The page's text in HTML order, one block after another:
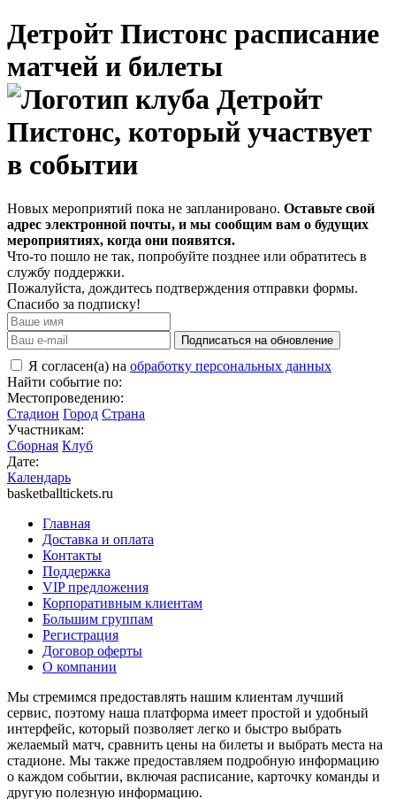
Детройт Пистонс расписание
матчей и билеты
Новых мероприятий пока не запланировано. Оставьте свой
адрес электронной почты, и мы сообщим вам о будущих
мероприятиях, когда они появятся.
Что-то пошло не так, попробуйте позднее или обратитесь в
службу поддержки.
Пожалуйста, дождитесь подтверждения отправки формы.
Спасибо за подписку!
Подписаться на обновление
Я согласен(а) на обработку персональных данных
Найти событие по:
Местопроведению:
Стадион Город Страна
Участникам:
Сборная Клуб
Дате:
Календарь
basketballtickets.ru
Главная
Доставка и оплата
Контакты
Поддержка
VIP предложения
Корпоративным клиентам
Большим группам
Регистрация
Договор оферты
О компании
Мы стремимся предоставлять нашим клиентам лучший
сервис, поэтому наша платформа имеет простой и удобный
интерфейс, который позволяет легко и быстро выбрать
желаемый матч, сравнить цены на билеты и выбрать места на
стадионе. Мы также предоставляем подробную информацию
о каждом событии, включая расписание, карточку команды и
другую полезную информацию.